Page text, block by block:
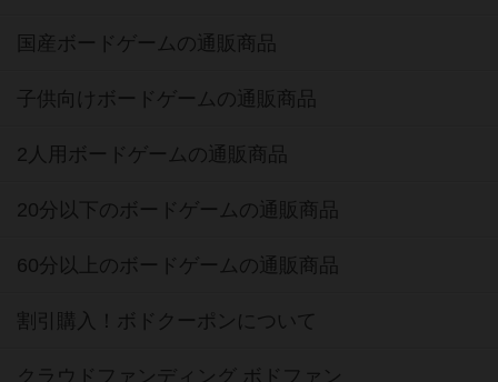
国産ボードゲームの通販商品
子供向けボードゲームの通販商品
2人用ボードゲームの通販商品
20分以下のボードゲームの通販商品
60分以上のボードゲームの通販商品
割引購入！ボドクーポンについて
クラウドファンディング ボドファン